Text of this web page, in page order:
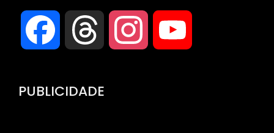
Facebook Threads Instagram
PUBLICIDADE